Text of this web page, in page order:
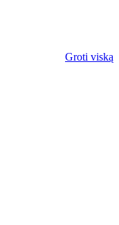
Groti viską